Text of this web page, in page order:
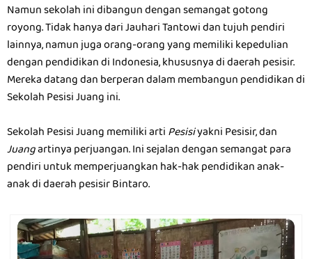
Namun sekolah ini dibangun dengan semangat gotong
royong. Tidak hanya dari Jauhari Tantowi dan tujuh pendiri
lainnya, namun juga orang-orang yang memiliki kepedulian
dengan pendidikan di Indonesia, khususnya di daerah pesisir.
Mereka datang dan berperan dalam membangun pendidikan di
Sekolah Pesisi Juang ini.
Sekolah Pesisi Juang memiliki artiPesisiyakni Pesisir, dan
Juangartinya perjuangan. Ini sejalan dengan semangat para
pendiri untuk memperjuangkan hak-hak pendidikan anak-
anak di daerah pesisir Bintaro.